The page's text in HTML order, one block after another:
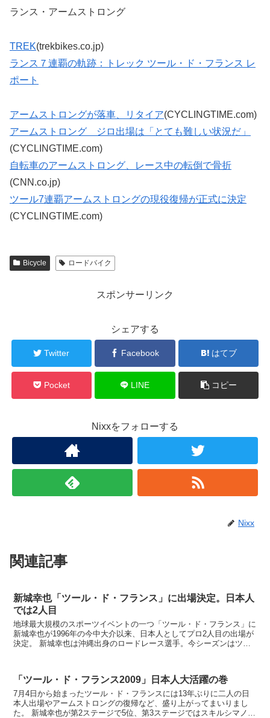
ランス・アームストロング
TREK(trekbikes.co.jp)
ランス７連覇の軌跡：トレック ツール・ド・フランス レ
ポート
アームストロングが落車、リタイア(CYCLINGTIME.com)
アームストロング ジロ出場は「とても難しい状況だ」
(CYCLINGTIME.com)
自転車のアームストロング、レース中の転倒で骨折
(CNN.co.jp)
ツール7連覇アームストロングの現役復帰が正式に決定
(CYCLINGTIME.com)
Bicycle ロードバイク
スポンサーリンク
シェアする
Twitter Facebook はてブ
Pocket LINE コピー
Nixxをフォローする
Nixx
関連記事
新城幸也「ツール・ド・フランス」に出場決定。日本人
では2人目
地球最大規模のスポーツイベントの一つ「ツール・ド・フランス」に
新城幸也が1996年の今中大介以来、日本人としてプロ2人目の出場が
決定。 新城幸也は沖縄出身のロードレース選手。今シーズンはツー
「ツール・ド・フランス2009」日本人大活躍の巻
7月4日から始まったツール・ド・フランスには13年ぶりに二人の日
本人出場やアームストロングの復帰など、盛り上がってまいりまし
た。 新城幸也が第2ステージで5位、第3ステージではスキルシマノか